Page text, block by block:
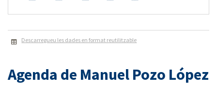
Descarregueu les dades en format reutilitzable
Agenda de Manuel Pozo López